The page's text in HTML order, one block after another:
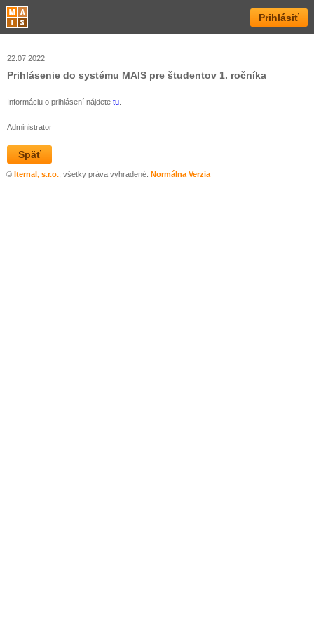
Prihlásiť
22.07.2022
Prihlásenie do systému MAIS pre študentov 1. ročníka
Informáciu o prihlásení nájdete tu
Administrator
Späť
© Iternal, s.r.o. , všetky práva vyhradené. Normálna Verzia